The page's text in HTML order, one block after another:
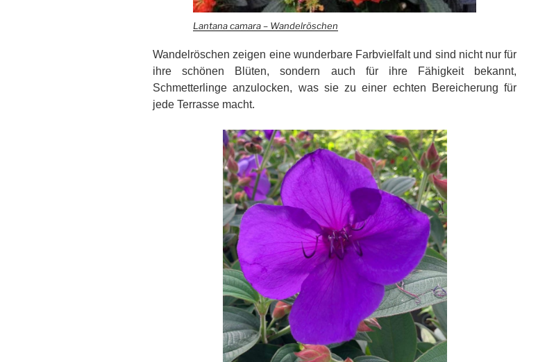
Lantana camara – Wandelröschen
Wandelröschen zeigen eine wunderbare Farbvielfalt und sind nicht nur für
ihre schönen Blüten, sondern auch für ihre Fähigkeit bekannt,
Schmetterlinge anzulocken, was sie zu einer echten Bereicherung für
jede Terrasse macht.